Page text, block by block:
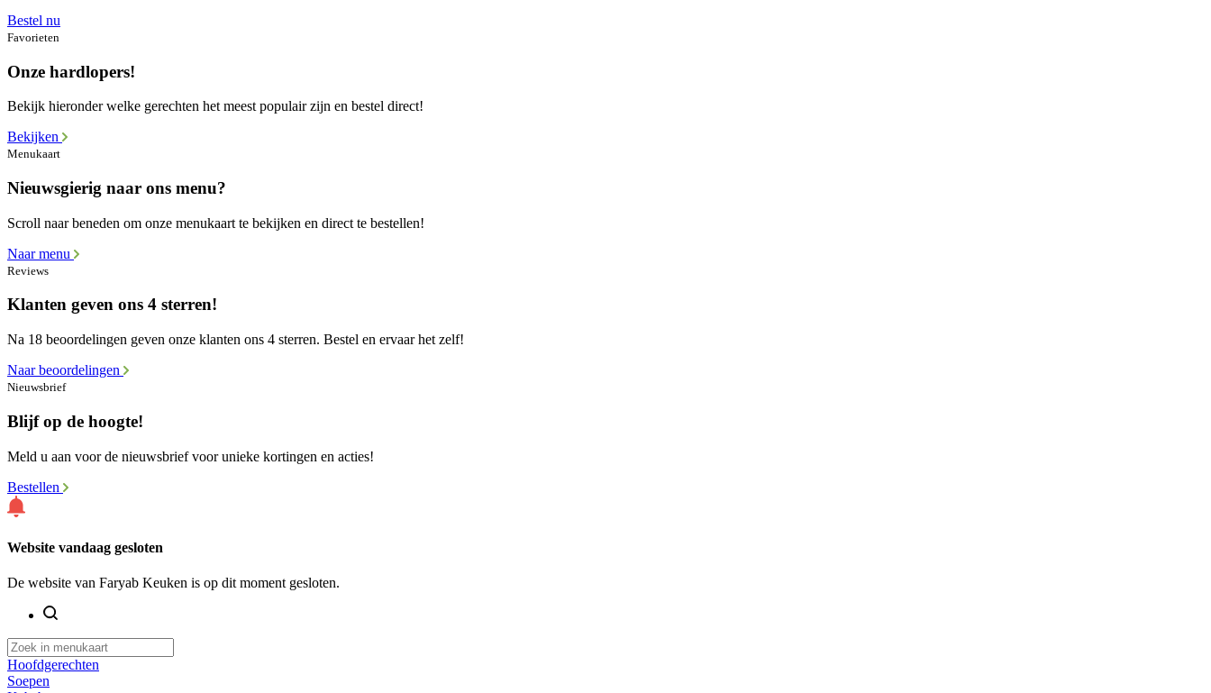
Bestel nu
Favorieten
Onze hardlopers!
Bekijk hieronder welke gerechten het meest populair zijn en bestel direct!
Bekijken
Menukaart
Nieuwsgierig naar ons menu?
Scroll naar beneden om onze menukaart te bekijken en direct te bestellen!
Naar menu
Reviews
Klanten geven ons 4 sterren!
Na 18 beoordelingen geven onze klanten ons 4 sterren. Bestel en ervaar het zelf!
Naar beoordelingen
Nieuwsbrief
Blijf op de hoogte!
Meld u aan voor de nieuwsbrief voor unieke kortingen en acties!
Bestellen
Website vandaag gesloten
De website van Faryab Keuken is op dit moment gesloten.
Hoofdgerechten
Soepen